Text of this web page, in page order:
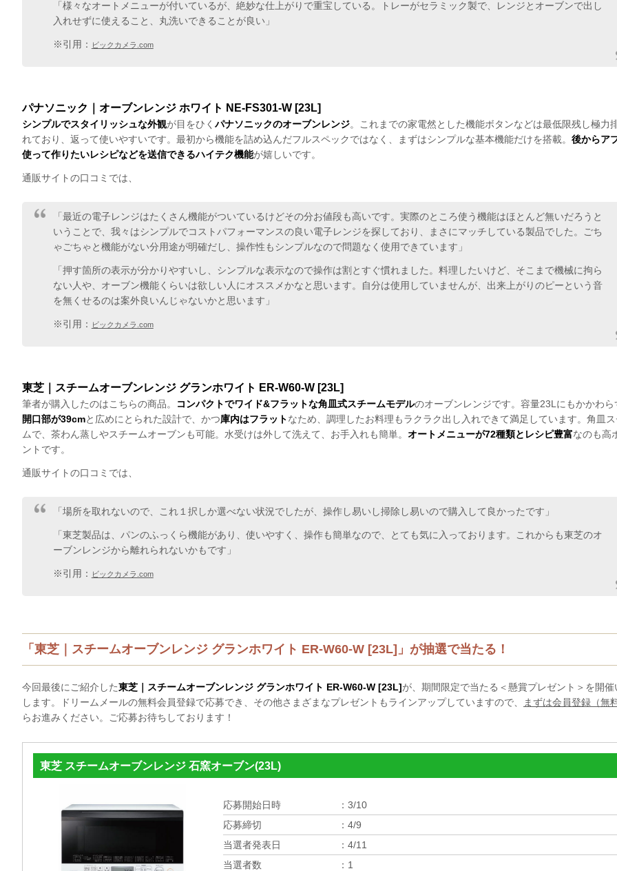
「様々なオートメニューが付いているが、絶妙な仕上がりで重宝している。トレーがセラミック製で、レンジとオーブンで出し
入れせずに使えること、丸洗いできることが良い」
※引用： ビックカメラ.com
パナソニック｜オーブンレンジ ホワイト NE-FS301-W [23L]
シンプルでスタイリッシュな外観が目をひく パナソニックのオーブンレンジ。これまでの家電然とした機能ボタンなどは最低限残し極力
れており、返って使いやすいです。最初から機能を詰め込んだフルスペックではなく、まずはシンプルな基本機能だけを搭載。 後からア
使って作りたいレシピなどを送信できるハイテク機能が嬉しいです。
通販サイトの口コミでは、
「最近の電子レンジはたくさん機能がついているけどその分お値段も高いです。実際のところ使う機能はほとんど無いだろうと
いうことで、我々はシンプルでコストパフォーマンスの良い電子レンジを探しており、まさにマッチしている製品でした。ごち
ゃごちゃと機能がない分用途が明確だし、操作性もシンプルなので問題なく使用できています」
「押す箇所の表示が分かりやすいし、シンプルな表示なので操作は割とすぐ慣れました。料理したいけど、そこまで機械に拘ら
ない人や、オーブン機能くらいは欲しい人にオススメかなと思います。自分は使用していませんが、出来上がりのピーという音
を無くせるのは案外良いんじゃないかと思います」
※引用： ビックカメラ.com
東芝｜スチームオーブンレンジ グランホワイト ER-W60-W [23L]
筆者が購入したのはこちらの商品。 コンパクトでワイド&フラットな角皿式スチームモデルのオーブンレンジです。容量23Lにもかかわら
開口部が39cmと広めにとられた設計で、かつ庫内はフラットなため、調理したお料理もラクラク出し入れできて満足しています。角皿
ムで、茶わん蒸しやスチームオーブンも可能。水受けは外して洗えて、お手入れも簡単。 オートメニューが72種類とレシピ豊富なのも高
ントです。
通販サイトの口コミでは、
「場所を取れないので、これ１択しか選べない状況でしたが、操作し易いし掃除し易いので購入して良かったです」
「東芝製品は、パンのふっくら機能があり、使いやすく、操作も簡単なので、とても気に入っております。これからも東芝のオ
ーブンレンジから離れられないかもです」
※引用： ビックカメラ.com
「東芝｜スチームオーブンレンジ グランホワイト ER-W60-W [23L]」が抽選で当たる！
今回最後にご紹介した東芝｜スチームオーブンレンジ グランホワイト ER-W60-W [23L]が、期間限定で当たる＜懸賞プレゼント＞を開催
します。ドリームメールの無料会員登録で応募でき、その他さまざまなプレゼントもラインアップしていますので、
まずは会員登録（無料
らお進みください。ご応募お待ちしております！
東芝 スチームオーブンレンジ 石窯オーブン(23L)
応募開始日時
3/10
応募締切
4/9
当選者発表日
4/11
当選者数
1